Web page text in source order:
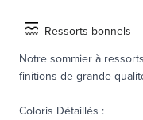
Ressorts bonnels
Notre sommier à
finitions de grande
Coloris Détaillés :